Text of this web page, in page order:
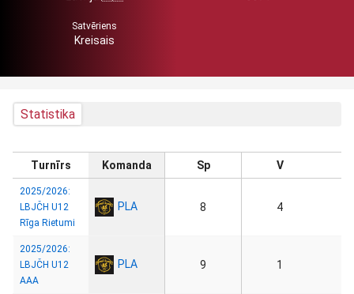
Satvēriens
Kreisais
Statistika
Turnīrs Komanda Sp V
2025/2026:
LBJČH U12
Rīga Rietumi
PLA 8 4
2025/2026:
LBJČH U12
AAA
PLA 9 1